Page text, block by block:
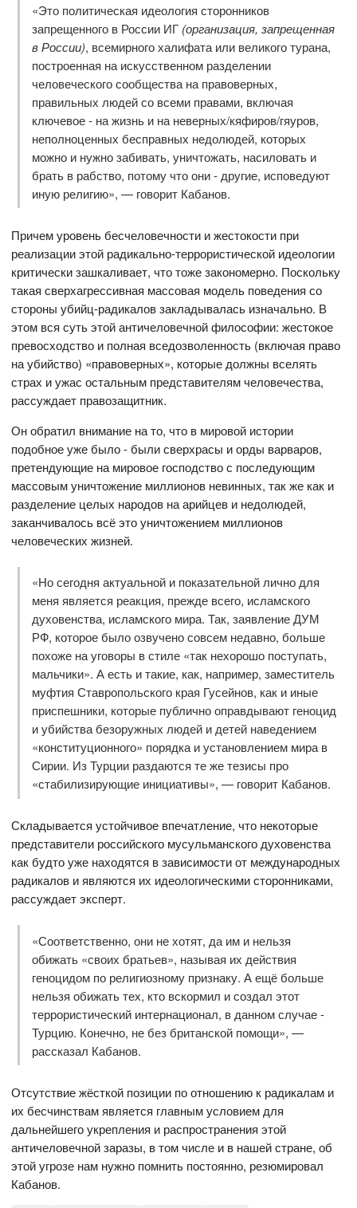
«Это политическая идеология сторонников
запрещенного в России ИГ (организация, запрещенная
в России), всемирного халифата или великого турана,
построенная на искусственном разделении
человеческого сообщества на правоверных,
правильных людей со всеми правами, включая
ключевое - на жизнь и на неверных/кяфиров/гяуров,
неполноценных бесправных недолюдей, которых
можно и нужно забивать, уничтожать, насиловать и
брать в рабство, потому что они - другие, исповедуют
иную религию», — говорит Кабанов.
Причем уровень бесчеловечности и жестокости при
реализации этой радикально-террористической идеологии
критически зашкаливает, что тоже закономерно. Поскольку
такая сверхагрессивная массовая модель поведения со
стороны убийц-радикалов закладывалась изначально. В
этом вся суть этой античеловечной философии: жестокое
превосходство и полная вседозволенность (включая право
на убийство) «правоверных», которые должны вселять
страх и ужас остальным представителям человечества,
рассуждает правозащитник.
Он обратил внимание на то, что в мировой истории
подобное уже было - были сверхрасы и орды варваров,
претендующие на мировое господство с последующим
массовым уничтожение миллионов невинных, так же как и
разделение целых народов на арийцев и недолюдей,
заканчивалось всё это уничтожением миллионов
человеческих жизней.
«Но сегодня актуальной и показательной лично для
меня является реакция, прежде всего, исламского
духовенства, исламского мира. Так, заявление ДУМ
РФ, которое было озвучено совсем недавно, больше
похоже на уговоры в стиле «так нехорошо поступать,
мальчики». А есть и такие, как, например, заместитель
муфтия Ставропольского края Гусейнов, как и иные
приспешники, которые публично оправдывают геноцид
и убийства безоружных людей и детей наведением
«конституционного» порядка и установлением мира в
Сирии. Из Турции раздаются те же тезисы про
«стабилизирующие инициативы», — говорит Кабанов.
Складывается устойчивое впечатление, что некоторые
представители российского мусульманского духовенства
как будто уже находятся в зависимости от международных
радикалов и являются их идеологическими сторонниками,
рассуждает эксперт.
«Соответственно, они не хотят, да им и нельзя
обижать «своих братьев», называя их действия
геноцидом по религиозному признаку. А ещё больше
нельзя обижать тех, кто вскормил и создал этот
террористический интернационал, в данном случае -
Турцию. Конечно, не без британской помощи», —
рассказал Кабанов.
Отсутствие жёсткой позиции по отношению к радикалам и
их бесчинствам является главным условием для
дальнейшего укрепления и распространения этой
античеловечной заразы, в том числе и в нашей стране, об
этой угрозе нам нужно помнить постоянно, резюмировал
Кабанов.